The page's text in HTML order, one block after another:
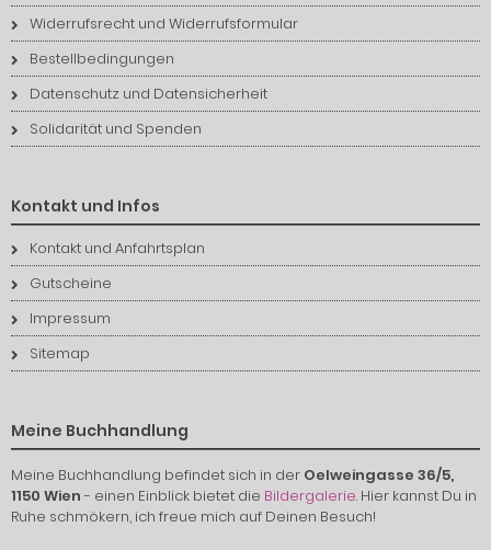
Widerrufsrecht und Widerrufsformular
Bestellbedingungen
Datenschutz und Datensicherheit
Solidarität und Spenden
Kontakt und Infos
Kontakt und Anfahrtsplan
Gutscheine
Impressum
Sitemap
Meine Buchhandlung
Meine Buchhandlung befindet sich in der Oelweingasse 36/5,
1150 Wien- einen Einblick bietet die Bildergalerie. Hier kannst Du in
Ruhe schmökern, ich freue mich auf Deinen Besuch!